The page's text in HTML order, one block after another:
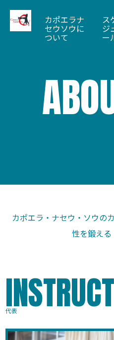
カポエラナ
セウソウに
ついて
ス
ジ
ー
カポエラ・ナセウ・ソウの
性を鍛える
代表